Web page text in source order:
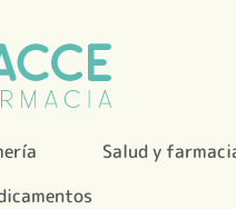
Salud y